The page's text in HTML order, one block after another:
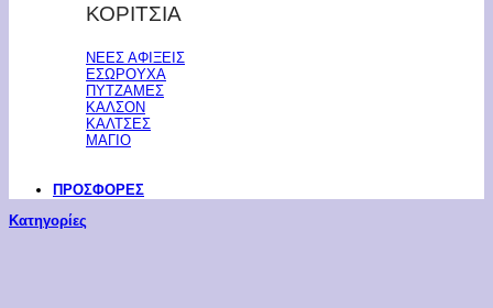
ΚΟΡΙΤΣΙΑ
ΝΕΕΣ ΑΦΙΞΕΙΣ
ΕΣΩΡΟΥΧΑ
ΠΥΤΖΑΜΕΣ
ΚΑΛΣΟΝ
ΚΑΛΤΣΕΣ
ΜΑΓΙΟ
ΠΡΟΣΦΟΡΕΣ
Κατηγορίες